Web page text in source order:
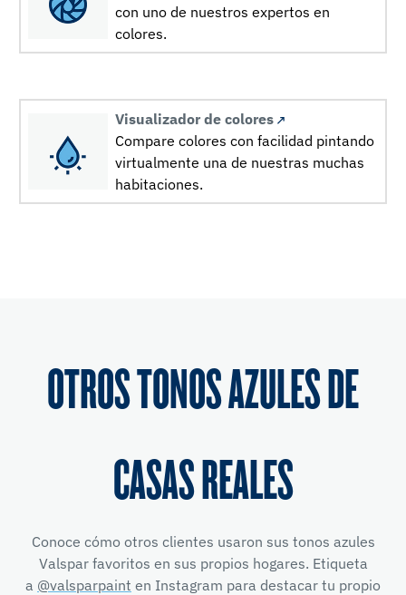
con uno de nuestros expertos en
colores.
Visualizador de colores
Compare colores con facilidad pintando
virtualmente una de nuestras muchas
habitaciones.
OTROS TONOS AZULES DE
CASAS REALES
Conoce cómo otros clientes usaron sus tonos azules
Valspar favoritos en sus propios hogares. Etiqueta
a @valsparpaint en Instagram para destacar tu propio